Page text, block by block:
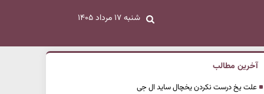
شنبه ۱۷ مرداد ۱۴۰۵
آخرین مطالب
علت یخ درست نکردن یخچال ساید ال جی